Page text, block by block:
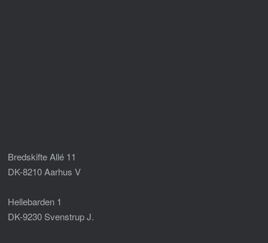
Bredskifte Allé 11
DK-8210 Aarhus V
Hellebarden 1
DK-9230 Svenstrup J.